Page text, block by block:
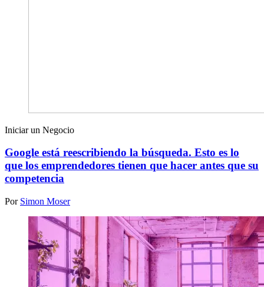
Iniciar un Negocio
Google está reescribiendo la búsqueda. Esto es lo
que los emprendedores tienen que hacer antes que su
competencia
Por Simon Moser